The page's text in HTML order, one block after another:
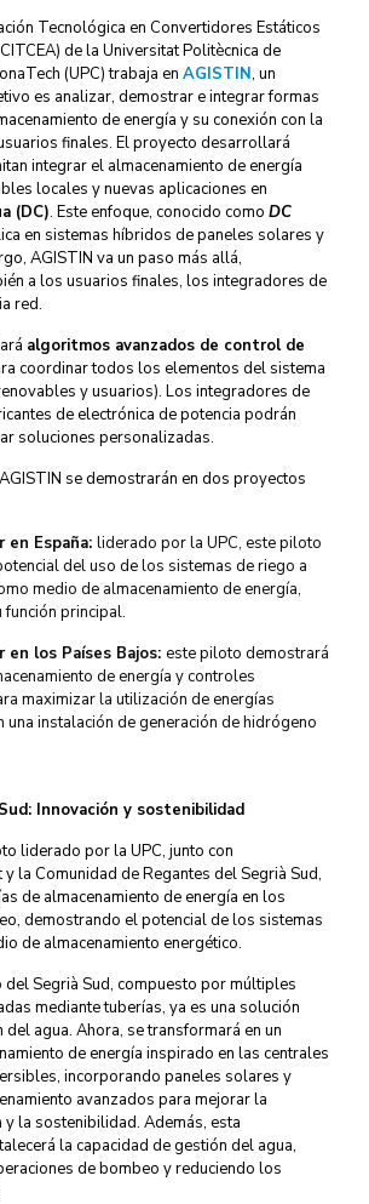
Tecnológica en Convertidores Estáticos
de la Universitat Politècnica de
(UPC) trabaja en AGISTIN, un
es analizar, demostrar e integrar formas
de energía y su conexión con la
finales. El proyecto desarrollará
integrar el almacenamiento de energía
locales y nuevas aplicaciones en
(DC). Este enfoque, conocido como DC
en sistemas híbridos de paneles solares y
AGISTIN va un paso más allá,
a los usuarios finales, los integradores de
red.
algoritmos avanzados de control de
coordinar todos los elementos del sistema
y usuarios). Los integradores de
de electrónica de potencia podrán
soluciones personalizadas.
se demostrarán en dos proyectos
en España: liderado por la UPC, este piloto
del uso de los sistemas de riego a
medio de almacenamiento de energía,
función principal.
en los Países Bajos: este piloto demostrará
de energía y controles
maximizar la utilización de energías
una instalación de generación de hidrógeno
Innovación y sostenibilidad
liderado por la UPC, junto con
la Comunidad de Regantes del Segrià Sud,
de almacenamiento de energía en los
demostrando el potencial de los sistemas
de almacenamiento energético.
del Segrià Sud, compuesto por múltiples
mediante tuberías, ya es una solución
del agua. Ahora, se transformará en un
de energía inspirado en las centrales
incorporando paneles solares y
avanzados para mejorar la
y la sostenibilidad. Además, esta
la capacidad de gestión del agua,
de bombeo y reduciendo los